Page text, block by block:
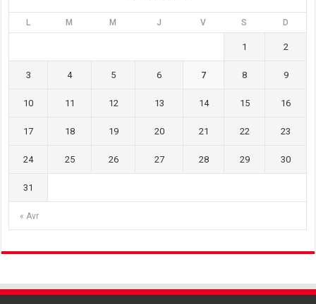
L M M J V S D
« Avr
1 2
3 4 5 6 7 8 9
10 11 12 13 14 15 16
17 18 19 20 21 22 23
24 25 26 27 28 29 30
31